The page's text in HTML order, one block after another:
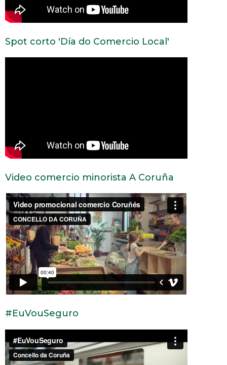
Spot corto 'Día do Comercio Local'
Video comercio minorista A Coruña
#EuVouSeguro